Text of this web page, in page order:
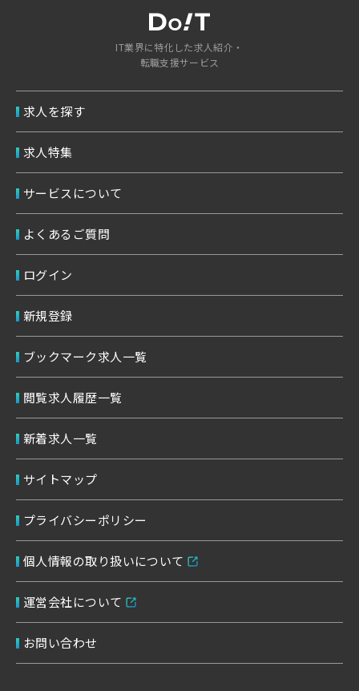
IT業界に特化した求人紹介・
転職支援サービス
求人を探す
求人特集
サービスについて
よくあるご質問
ログイン
新規登録
ブックマーク求人一覧
閲覧求人履歴一覧
新着求人一覧
サイトマップ
プライバシーポリシー
個人情報の取り扱いについて
運営会社について
お問い合わせ